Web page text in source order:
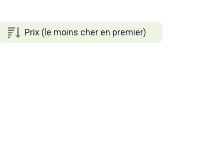
Prix (le moins cher en premier)